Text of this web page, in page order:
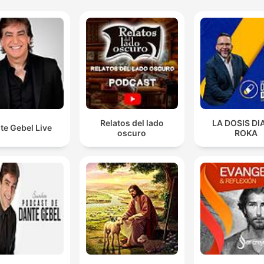
Gebel Live
Relatos del lado
oscuro
LA DOSIS
ROKA